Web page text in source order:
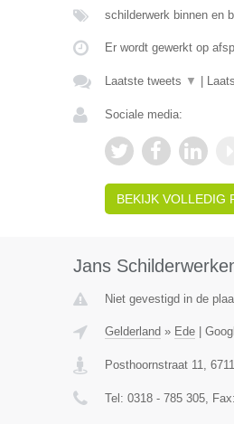
schilderwerk binnen en
Er wordt gewerkt op
Laatste tweets ▼
Sociale media:
BEKIJK VOLLEDIG
Jans
Niet gevestigd in de
Gelderland » Ede|
Posthoornstraat 11,
Tel: 0318 - 785 305, Fax: